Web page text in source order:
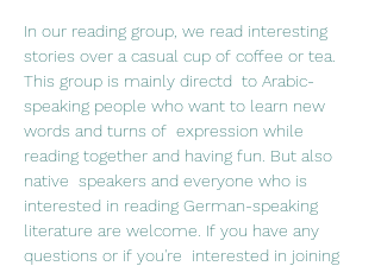
In our reading group, we read interesting
stories over a casual cup of coffee or tea.
This group is mainly directd  to Arabic-
speaking people who want to learn new
words and turns of  expression while
reading together and having fun. But also
native  speakers and everyone who is
interested in reading German-speaking
literature are welcome. If you have any
questions or if you're  interested in joining